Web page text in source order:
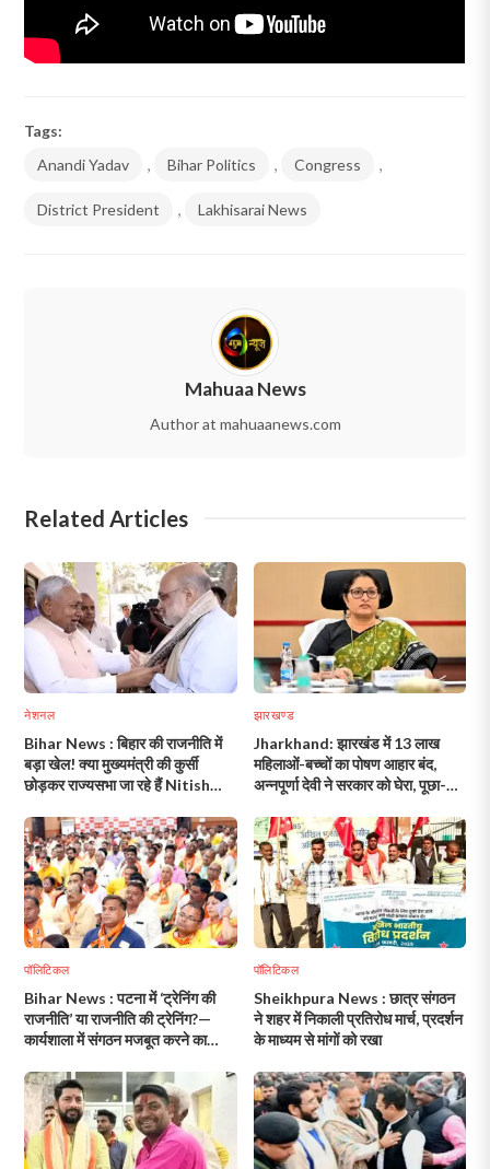
Tags:
Anandi Yadav
, Bihar Politics , Congress ,
District President , Lakhisarai News
Mahuaa News
Author at mahuaanews.com
Related Articles
नेशनल
Bihar News : बिहार की राजनीति में
बड़ा खेल! क्या मुख्यमंत्री की कुर्सी
छोड़कर राज्यसभा जा रहे हैं Nitish
झारखण्ड
Jharkhand: झारखंड में 13 लाख
महिलाओं-बच्चों का पोषण आहार बंद,
अन्नपूर्णा देवी ने सरकार को घेरा, पूछा-
सरकार?
पॉलिटिकल
Bihar News : पटना में ‘ट्रेनिंग की
राजनीति’ या राजनीति की ट्रेनिंग?—
कार्यशाला में संगठन मजबूत करने का
पॉलिटिकल
Sheikhpura News : छात्र संगठन
ने शहर में निकाली प्रतिरोध मार्च, प्रदर्शन
के माध्यम से मांगों को रखा